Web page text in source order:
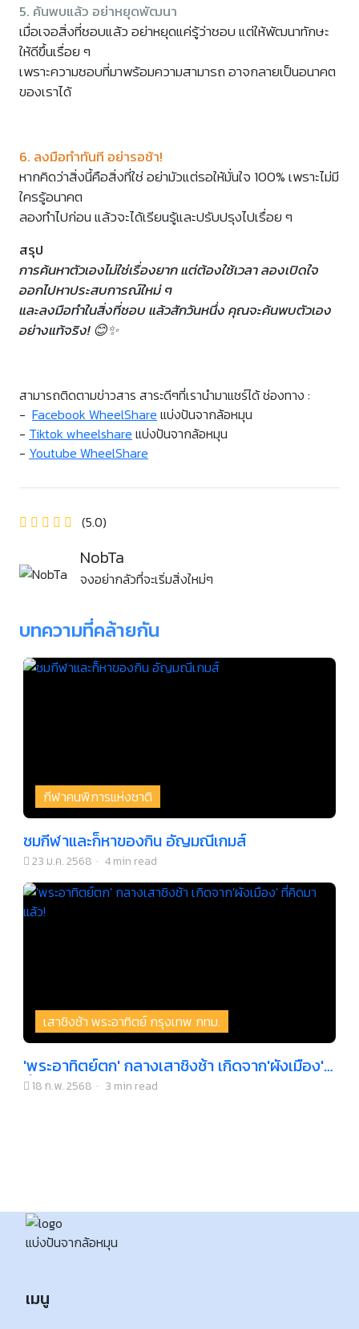
5. ค้นพบแล้ว อย่าหยุดพัฒนา
เมื่อเจอสิ่งที่ชอบแล้ว อย่าหยุดแค่รู้ว่าชอบ แต่ให้พัฒนาทักษะ
ให้ดีขึ้นเรื่อย ๆ
เพราะความชอบที่มาพร้อมความสามารถ อาจกลายเป็นอนาคต
ของเราได้
6. ลงมือทำทันที อย่ารอช้า!
หากคิดว่าสิ่งนี้คือสิ่งที่ใช่ อย่ามัวแต่รอให้มั่นใจ 100% เพราะไม่มี
ใครรู้อนาคต
ลองทำไปก่อน แล้วจะได้เรียนรู้และปรับปรุงไปเรื่อย ๆ
สรุป
การค้นหาตัวเองไม่ใช่เรื่องยาก แต่ต้องใช้เวลา ลองเปิดใจ
ออกไปหาประสบการณ์ใหม่ ๆ
และลงมือทำในสิ่งที่ชอบ แล้วสักวันหนึ่ง คุณจะค้นพบตัวเอง
อย่างแท้จริง! 😊✨
สามารถติดตามข่าวสาร สาระดีๆที่เรานำมาแชร์ได้ ช่องทาง :
- Facebook WheelShare แบ่งปันจากล้อหมุน
- Tiktok wheelshare แบ่งปันจากล้อหมุน
- Youtube WheelShare
(5.0)
NobTa
จงอย่ากลัวที่จะเริ่มสิ่งใหม่ๆ
บทความที่คล้ายกัน
กีฬาคนพิการแห่งชาติ
ชมกีฬาและก็หาของกิน อัญมณีเกมส์
23 ม.ค. 2568 · 4 min read
เสาชิงช้า พระอาทิตย์ กรุงเทพ กทม.
'พระอาทิตย์ตก' กลางเสาชิงช้า เกิดจาก'ผังเมือง'
ที่คิดมาแล้ว!
18 ก.พ. 2568 · 3 min read
แบ่งปันจากล้อหมุน
เมนู